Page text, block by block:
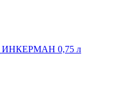
ИНКЕРМАН 0,75 л